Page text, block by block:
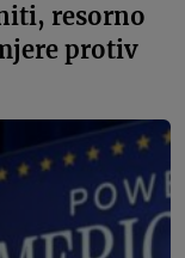
resorno
protiv